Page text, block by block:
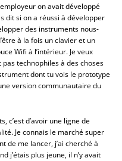
on avait développé
dit si on a réussi à développer
des instruments nous-
à la fois un clavier et un
Wifi à l’intérieur. Je veux
technophiles à des choses
dont tu vois le prototype
version communautaire du
c’est d’avoir une ligne de
Je connais le marché super
de me lancer, j’ai cherché à
j’étais plus jeune, il n’y avait